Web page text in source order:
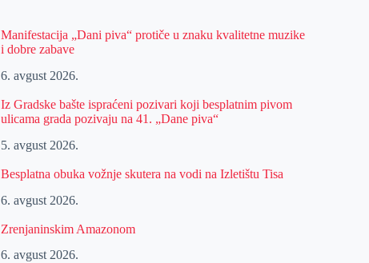
Manifestacija „Dani piva“ protiče u znaku kvalitetne muzike
i dobre zabave
6. avgust 2026.
Iz Gradske bašte ispraćeni pozivari koji besplatnim pivom
ulicama grada pozivaju na 41. „Dane piva“
5. avgust 2026.
Besplatna obuka vožnje skutera na vodi na Izletištu Tisa
6. avgust 2026.
Zrenjaninskim Amazonom
6. avgust 2026.